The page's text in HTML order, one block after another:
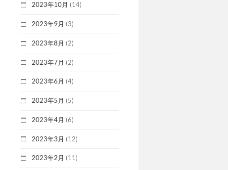
2023年10月 (14)
2023年9月 (3)
2023年8月 (2)
2023年7月 (2)
2023年6月 (4)
2023年5月 (5)
2023年4月 (6)
2023年3月 (12)
2023年2月 (11)